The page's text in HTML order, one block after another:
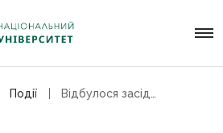
Події